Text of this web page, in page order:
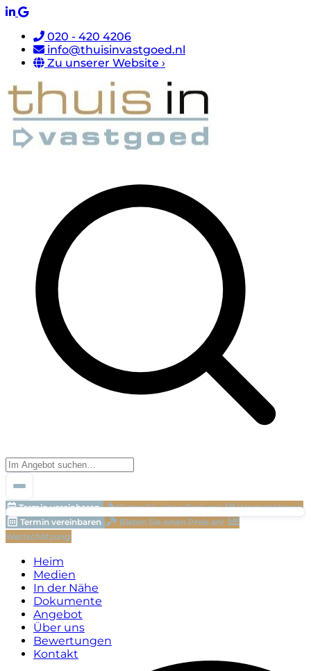
020 - 420 4206
info@thuisinvastgoed.nl
Zu unserer Website ›
Termin vereinbaren Bieten Sie einen Preis an!
Wertschätzung
Termin vereinbaren
Bieten Sie einen Preis an!
Wertschätzung
Heim
Medien
In der Nähe
Dokumente
Angebot
Über uns
Bewertungen
Kontakt